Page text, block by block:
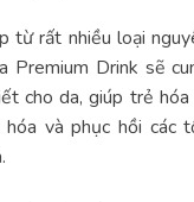
từ rất nhiều loại
Premium Drink sẽ
cho da, giúp trẻ
hóa và phục hồi các